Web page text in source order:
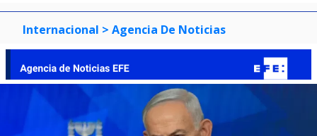
Internacional > Agencia De Noticias